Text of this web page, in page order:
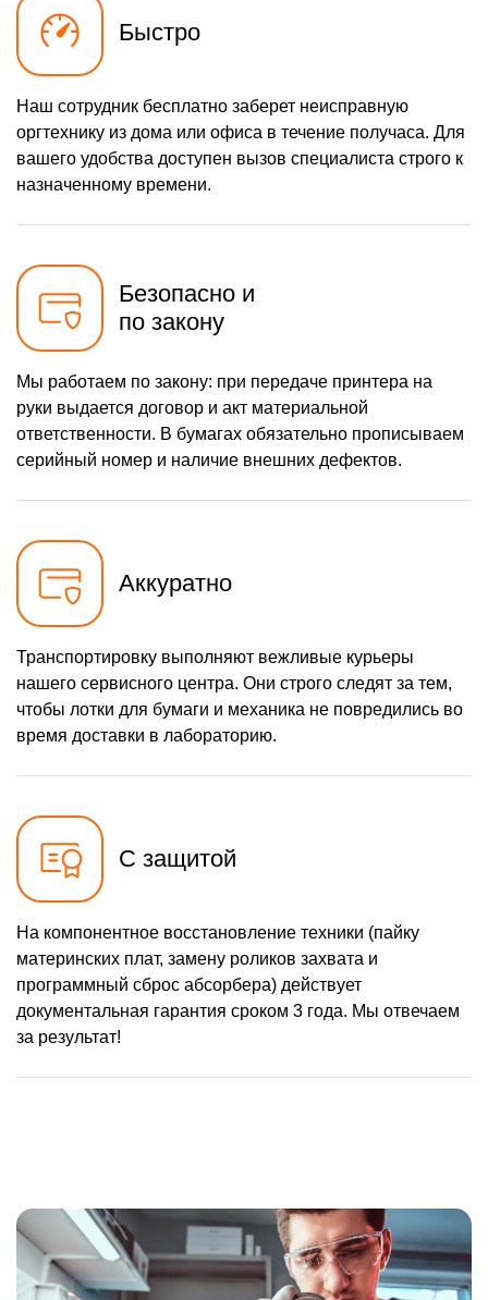
Быстро
Наш сотрудник бесплатно заберет неисправную
оргтехнику из дома или офиса в течение получаса. Для
вашего удобства доступен вызов специалиста строго к
назначенному времени.
Безопасно и
по закону
Мы работаем по закону: при передаче принтера на
руки выдается договор и акт материальной
ответственности. В бумагах обязательно прописываем
серийный номер и наличие внешних дефектов.
Аккуратно
Транспортировку выполняют вежливые курьеры
нашего сервисного центра. Они строго следят за тем,
чтобы лотки для бумаги и механика не повредились во
время доставки в лабораторию.
С защитой
На компонентное восстановление техники (пайку
материнских плат, замену роликов захвата и
программный сброс абсорбера) действует
документальная гарантия сроком 3 года. Мы отвечаем
за результат!